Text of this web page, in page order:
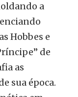
a
Hobbes e
de
as
sua época.